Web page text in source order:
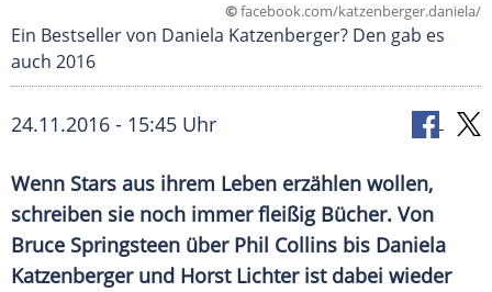
©facebook.com/katzenberger.daniela/
Ein Bestseller von Daniela Katzenberger? Den gab es
auch 2016
24.11.2016 - 15:45 Uhr
Wenn Stars aus ihrem Leben erzählen wollen,
schreiben sie noch immer fleißig Bücher. Von
Bruce Springsteen über Phil Collins bis Daniela
Katzenberger und Horst Lichter ist dabei wieder